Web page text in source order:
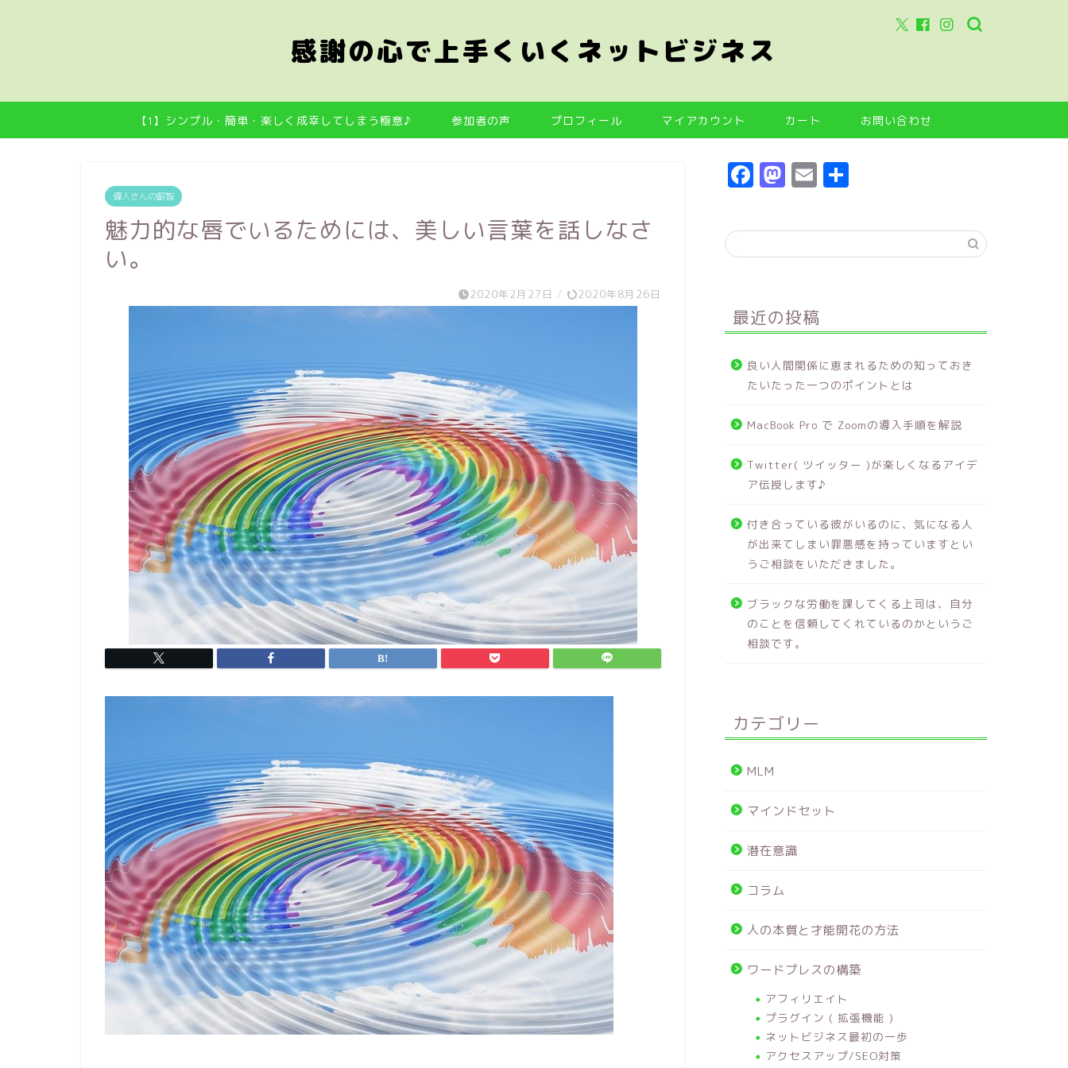
感謝の心で上手くいくネットビジネス
【1】シンプル・簡単・楽しく成幸してしまう極意♪ 参加者の声 プロフィール マイアカウント カート お問い合わせ
偉人さんの叡智
魅力的な唇でいるためには、美しい言葉を話しなさ
い。
2020年2月27日 / 2020年8月26日
F
c
e
o
o
k
M
s
t
d
o
n
E
ai
l
共
最近の投稿
良い人間関係に恵まれるための知っておき
たいたった一つのポイントとは
MacBook Pro で Zoomの導入手順を解説
Twitter( ツイッター )が楽しくなるアイデ
ア伝授します♪
付き合っている彼がいるのに、気になる人
が出来てしまい罪悪感を持っていますとい
うご相談をいただきました。
ブラックな労働を課してくる上司は、自分
のことを信頼してくれているのかというご
相談です。
カテゴリー
MLM
マインドセット
潜在意識
コラム
人の本質と才能開花の方法
ワードプレスの構築
アフィリエイト
プラグイン ( 拡張機能 )
ネットビジネス最初の一歩
アクセスアップ/SEO対策